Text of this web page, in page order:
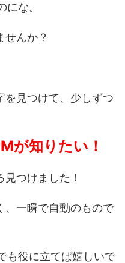
な。
せんか？
を見つけて、少しずつ
が知りたい！
つけました！
、一瞬で自動のもので
も役に立てば嬉しいで